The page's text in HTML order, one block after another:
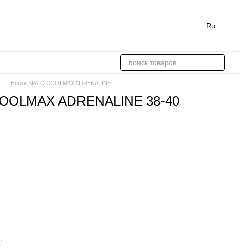
Ru
Носки SPAIO COOLMAX ADRENALINE
ADRENALINE 38-40